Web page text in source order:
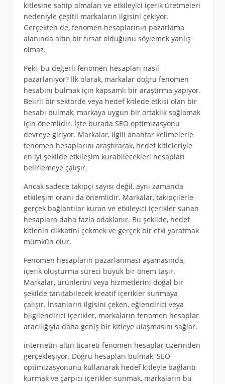
kitlesine sahip olmaları ve etkileyici içerik üretmeleri
nedeniyle çeşitli markaların ilgisini çekiyor.
Gerçekten de, fenomen hesaplarının pazarlama
alanında altın bir fırsat olduğunu söylemek yanlış
olmaz.
Peki, bu değerli fenomen hesapları nasıl
pazarlanıyor? İlk olarak, markalar doğru fenomen
hesabını bulmak için kapsamlı bir araştırma yapıyor.
Belirli bir sektörde veya hedef kitlede etkisi olan bir
hesabı bulmak, markaya uygun bir ortaklık sağlamak
için önemlidir. İşte burada SEO optimizasyonu
devreye giriyor. Markalar, ilgili anahtar kelimelerle
fenomen hesaplarını araştırarak, hedef kitleleriyle
en iyi şekilde etkileşim kurabilecekleri hesapları
belirlemeye çalışır.
Ancak sadece takipçi sayısı değil, aynı zamanda
etkileşim oranı da önemlidir. Markalar, takipçilerle
gerçek bağlantılar kuran ve etkileyici içerikler sunan
hesaplara daha fazla odaklanır. Bu şekilde, hedef
kitlenin dikkatini çekmek ve gerçek bir etki yaratmak
mümkün olur.
Fenomen hesapların pazarlanması aşamasında,
içerik oluşturma süreci büyük bir önem taşır.
Markalar, ürünlerini veya hizmetlerini doğal bir
şekilde tanıtabilecek kreatif içerikler sunmaya
çalışır. İnsanların ilgisini çeken, eğlendirici veya
bilgilendirici içerikler, markaların fenomen hesaplar
aracılığıyla daha geniş bir kitleye ulaşmasını sağlar.
internetin altın ticareti fenomen hesaplar üzerinden
gerçekleşiyor. Doğru hesapları bulmak, SEO
optimizasyonunu kullanarak hedef kitleyle bağlantı
kurmak ve çarpıcı içerikler sunmak, markaların bu